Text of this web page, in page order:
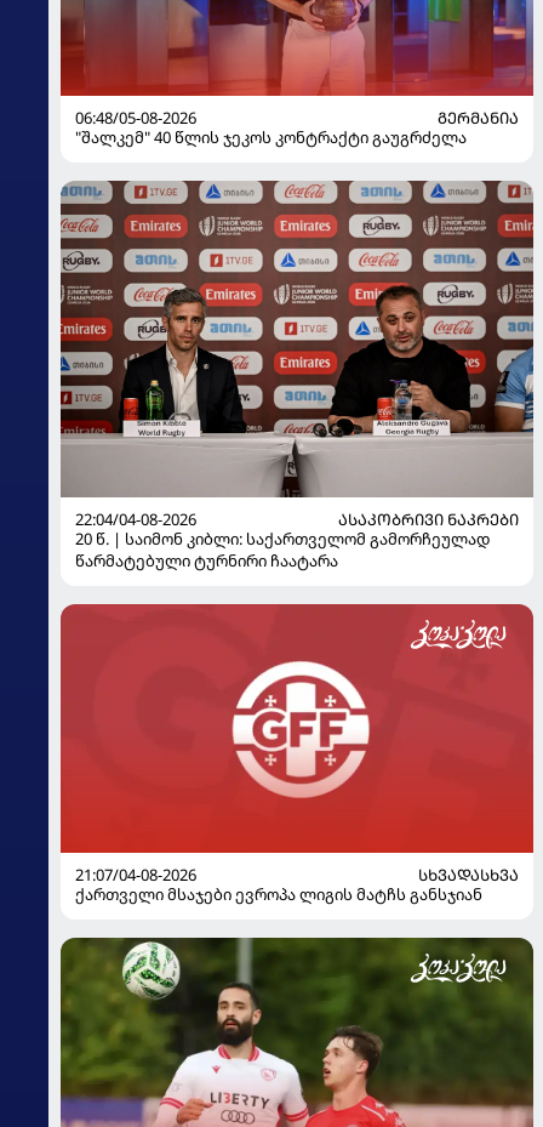
06:48/05-08-2026
ᲒᲔᲠᲛᲐᲜᲘᲐ
"შალკემ" 40 წლის ჯეკოს კონტრაქტი გაუგრძელა
22:04/04-08-2026
ᲐᲡᲐᲙᲝᲑᲠᲘᲕᲘ ᲜᲐᲙᲠᲔᲑᲘ
20 წ. | საიმონ კიბლი: საქართველომ გამორჩეულად
წარმატებული ტურნირი ჩაატარა
21:07/04-08-2026
ᲡᲮᲕᲐᲓᲐᲡᲮᲕᲐ
ქართველი მსაჯები ევროპა ლიგის მატჩს განსჯიან